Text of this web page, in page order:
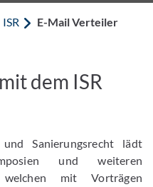
ISR E-Mail Verteiler
dem ISR
Sanierungsrecht lädt
und weiteren
mit Vorträgen